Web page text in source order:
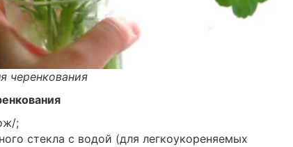
черенкования
;
стекла с водой (для легкоукореняемых